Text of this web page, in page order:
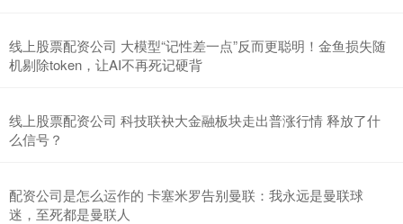
线上股票配资公司 大模型“记性差一点”反而更聪明！金鱼损失随
机剔除token，让AI不再死记硬背
线上股票配资公司 科技联袂大金融板块走出普涨行情 释放了什
么信号？
配资公司是怎么运作的 卡塞米罗告别曼联：我永远是曼联球
迷，至死都是曼联人